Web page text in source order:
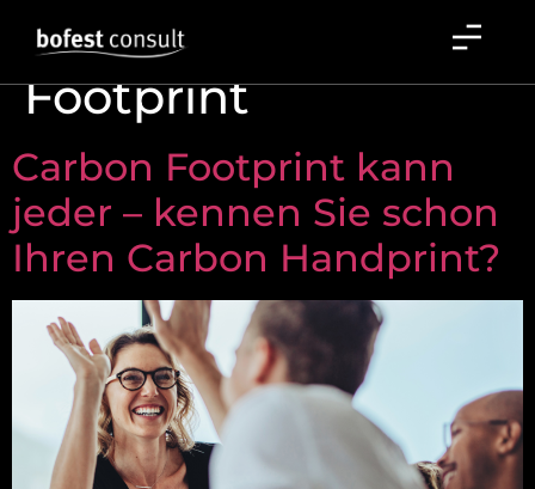
Schlagwort:
Carbon
Footprint
Carbon Footprint kann
jeder – kennen Sie schon
Ihren Carbon Handprint?